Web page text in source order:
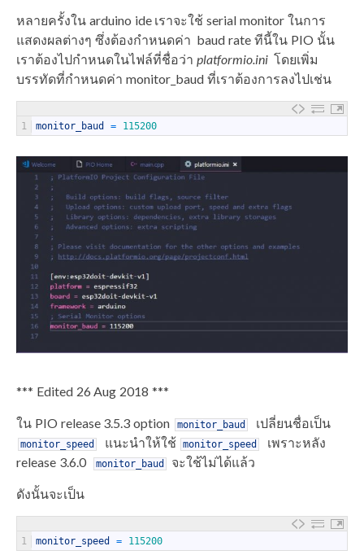
หลายครั้งใน arduino ide เราจะใช้ serial monitor ในการ
แสดงผลต่างๆ ซึ่งต้องกำหนดค่า baud rate ทีนี้ใน PIO นั้น
เราต้องไปกำหนดในไฟล์ที่ชื่อว่า platformio.iniโดยเพิ่ม
บรรทัดที่กำหนดค่า monitor_baudที่เราต้องการลงไปเช่น
1 monitor_baud = 115200
*** Edited 26 Aug 2018 ***
ใน PIO release 3.5.3 option monitor_baud เปลี่ยนชื่อเป็น
monitor_speed แนะนำให้ใช้ monitor_speed
เพราะหลัง
release 3.6.0
monitor_baud จะใช้ไม่ได้แล้ว
ดังนั้นจะเป็น
1 monitor_speed = 115200